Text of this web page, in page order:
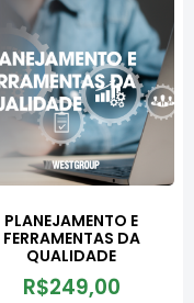
PLANEJAMENTO E
FERRAMENTAS DA
QUALIDADE
R$249,00